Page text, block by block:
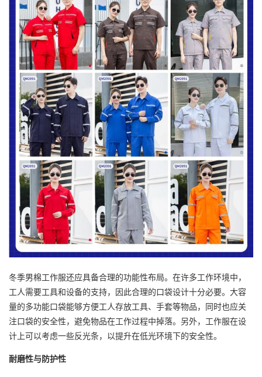
冬季男棉工作服还应具备合理的功能性布局。在许多工作环境中，
工人需要工具和设备的支持，因此合理的口袋设计十分必要。大容
量的多功能口袋能够方便工人存放工具、手套等物品，同时也应关
注口袋的安全性，避免物品在工作过程中掉落。另外，工作服在设
计上可以考虑一些反光条，以提升在低光环境下的安全性。
耐磨性与防护性